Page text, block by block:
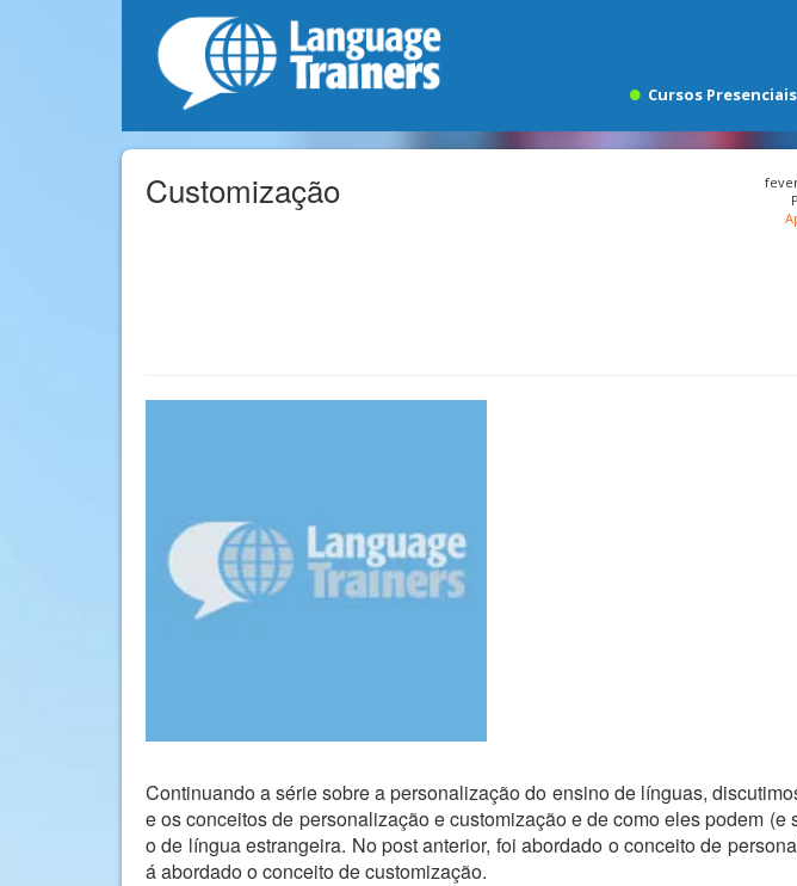
Cursos Presenciais
Customização
Continuando a série sobre a personalização do ensino de línguas,
e os conceitos de personalização e customização e de como eles podem (e
o de língua estrangeira. No post anterior, foi abordado o conceito de
á abordado o conceito de customização.